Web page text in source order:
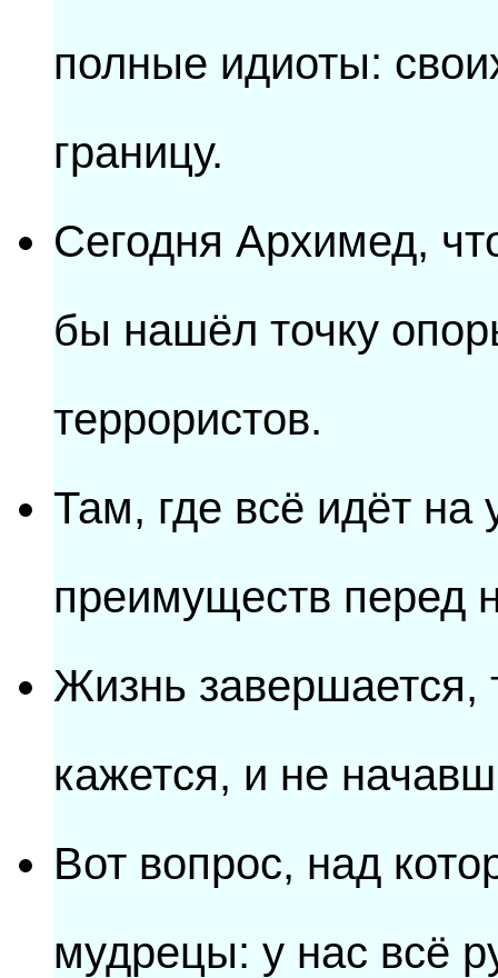
полные идиоты:
границу.
Сегодня Архимед,
бы нашёл точку
террористов.
Там, где всё идёт на
преимуществ перед
Жизнь завершается,
кажется, и не
Вот вопрос, над
мудрецы: у нас всё